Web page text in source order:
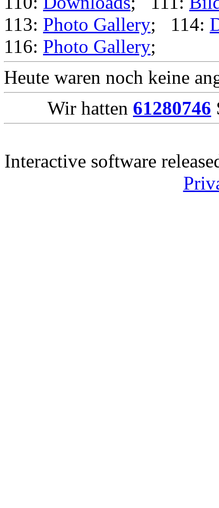
113: Photo Gallery; 114:
116: Photo Gallery;
Heute waren noch keine
Wir hatten 61280746
Interactive software